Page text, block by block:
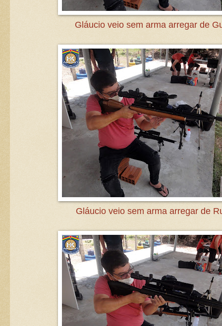
Gláucio veio sem arma arregar de
Gláucio veio sem arma arregar de